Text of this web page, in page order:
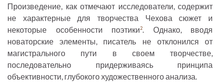
Произведение, как отмечают исследователи, содержит
не характерные для творчества Чехова сюжет и
некоторые особенности поэтики2. Однако, вводя
новаторские элементы, писатель не отклонился от
магистрального пути в своем творчестве,
последовательно придерживаясь принципа
объективности, глубокого художественного анализа.